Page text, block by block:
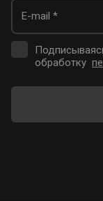
обработку